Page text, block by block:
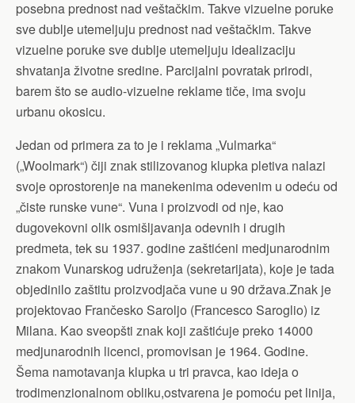
posebna prednost nad veštačkim. Takve vizuelne poruke
sve dublje utemeljuju prednost nad veštačkim. Takve
vizuelne poruke sve dublje utemeljuju idealizaciju
shvatanja životne sredine. Parcijalni povratak prirodi,
barem što se audio-vizuelne reklame tiče, ima svoju
urbanu okosicu.
Jedan od primera za to je i reklama „Vulmarka“
(„Woolmark“) čiji znak stilizovanog klupka pletiva nalazi
svoje oprostorenje na manekenima odevenim u odeću od
„čiste runske vune“. Vuna i proizvodi od nje, kao
dugovekovni olik osmišljavanja odevnih i drugih
predmeta, tek su 1937. godine zaštićeni medjunarodnim
znakom Vunarskog udruženja (sekretarijata), koje je tada
objedinilo zaštitu proizvodjača vune u 90 država.Znak je
projektovao Frančesko Saroljo (Francesco Saroglio) iz
Milana. Kao sveopšti znak koji zaštićuje preko 14000
medjunarodnih licenci, promovisan je 1964. Godine.
Šema namotavanja klupka u tri pravca, kao ideja o
trodimenzionalnom obliku,ostvarena je pomoću pet linija,